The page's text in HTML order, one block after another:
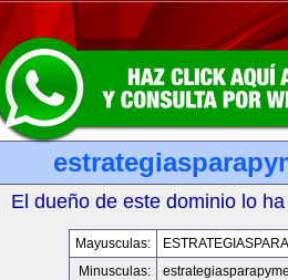
El dueño de este dominio lo
Mayusculas:
Minusculas: